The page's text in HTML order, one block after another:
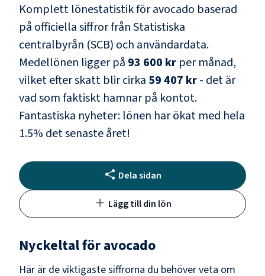
Komplett lönestatistik föravocado baserad
på officiella siffror från Statistiska
centralbyrån (SCB) och användardata.
Medellönen ligger på 93 600 kr per månad,
vilket efter skatt blir cirka 59 407 kr- det är
vad som faktiskt hamnar på kontot.
Fantastiska nyheter: lönen har ökat med hela
1.5% det senaste året!
Dela sidan
Lägg till din lön
Nyckeltal föravocado
Här är de viktigaste siffrorna du behöver veta om